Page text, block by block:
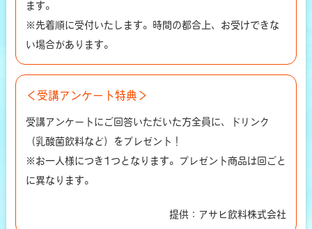
ます。
※先着順に受付いたします。時間の都合上、お受けできな
い場合があります。
＜受講アンケート特典＞
受講アンケートにご回答いただいた方全員に、ドリンク
（乳酸菌飲料など）をプレゼント！
※お一人様につき1つとなります。プレゼント商品は回ごと
に異なります。
提供：アサヒ飲料株式会社